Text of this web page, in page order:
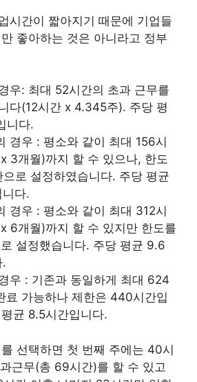
시간이 짧아지기 때문에 기업들
좋아하는 것은 아니라고 정부
우: 최대 52시간의 초과 근무를
다(12시간 x 4.345주). 주당 평
니다.
경우 : 평소와 같이 최대 156시
3개월)까지 할 수 있으나, 한도
로 설정하였습니다. 주당 평균
다.
경우 : 평소와 같이 최대 312시
6개월)까지 할 수 있지만 한도를
설정했습니다. 주당 평균 9.6
.
우 : 기존과 동일하게 최대 624
료 가능하나 제한은 440시간입
균 8.5시간입니다.
선택하면 첫 번째 주에는 40시
근무(총 69시간)를 할 수 있고